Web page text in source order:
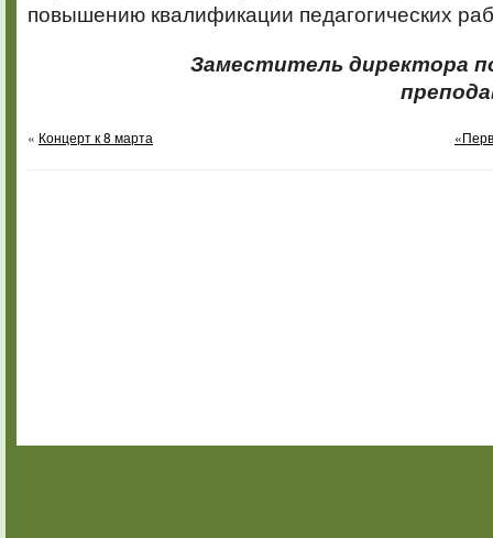
повышению квалификации педагогических
Заместитель директора
« Концерт к 8 марта